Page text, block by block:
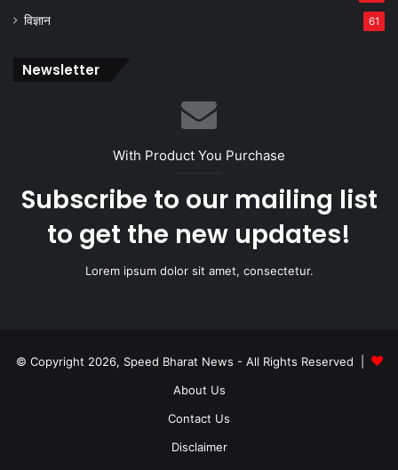
विज्ञान 61
Newsletter
With Product You Purchase
Subscribe to our mailing list
to get the new updates!
Lorem ipsum dolor sit amet, consectetur.
© Copyright 2026, Speed Bharat News - All Rights Reserved |
About Us
Contact Us
Disclaimer